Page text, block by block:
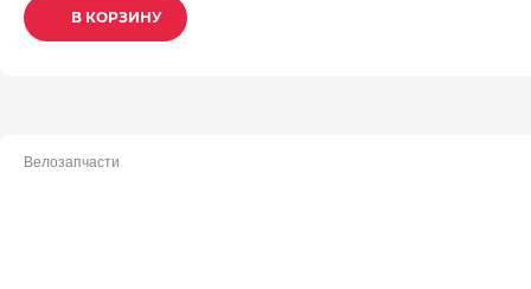
В КОРЗИНУ
В КОРЗИНУ
В КОРЗИНУ
Велозапчасти